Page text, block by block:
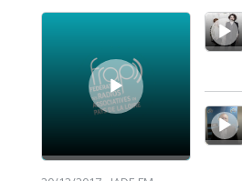
Lecteur audio